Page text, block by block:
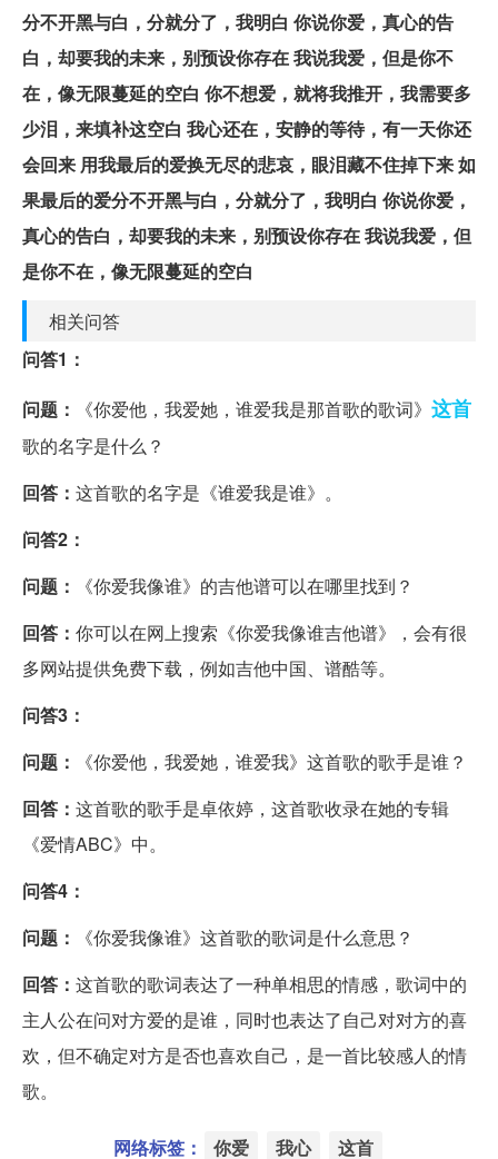
分不开黑与白，分就分了，我明白 你说你爱，真心的告
白，却要我的未来，别预设你存在 我说我爱，但是你不
在，像无限蔓延的空白 你不想爱，就将我推开，我需要多
少泪，来填补这空白 我心还在，安静的等待，有一天你还
会回来 用我最后的爱换无尽的悲哀，眼泪藏不住掉下来 如
果最后的爱分不开黑与白，分就分了，我明白 你说你爱，
真心的告白，却要我的未来，别预设你存在 我说我爱，但
是你不在，像无限蔓延的空白
相关问答
问答1：
问题：
《你爱他，我爱她，谁爱我是那首歌的歌词》 这首
歌的名字是什么？
回答： 这首歌的名字是《谁爱我是谁》。
问答2：
问题：
《你爱我像谁》的吉他谱可以在哪里找到？
回答： 你可以在网上搜索《你爱我像谁吉他谱》，会有很
多网站提供免费下载，例如吉他中国、谱酷等。
问答3：
问题：
《你爱他，我爱她，谁爱我》这首歌的歌手是谁？
回答： 这首歌的歌手是卓依婷，这首歌收录在她的专辑
《爱情ABC》中。
问答4：
问题：
《你爱我像谁》这首歌的歌词是什么意思？
回答： 这首歌的歌词表达了一种单相思的情感，歌词中的
主人公在问对方爱的是谁，同时也表达了自己对对方的喜
欢，但不确定对方是否也喜欢自己，是一首比较感人的情
歌。
网络标签： 你爱 我心 这首